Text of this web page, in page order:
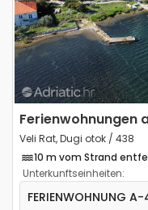
Ferienwohnungen
Veli Rat, Dugi otok / 438
10 m vom Strand
Unterkunftseinheiten:
2-Zimmer-
FERIENWOHNUNG A-